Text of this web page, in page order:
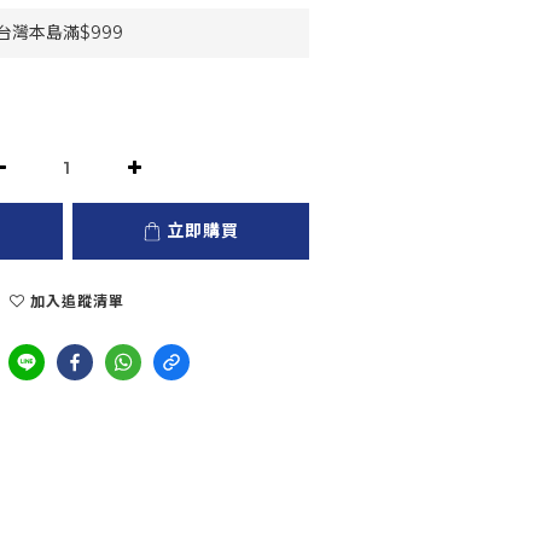
灣本島滿$999
立即購買
加入追蹤清單